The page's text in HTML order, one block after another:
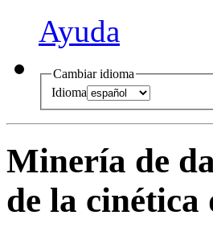
Ayuda
Cambiar idioma
Idioma
Minería de
de la cinética